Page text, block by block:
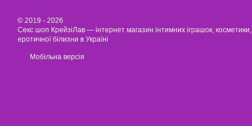
© 2019 - 2026
Секс шоп КрейзіЛав — інтернет магазин інтимних іграшок, косметики,
еротичної білизни в Україні
Мобільна версія